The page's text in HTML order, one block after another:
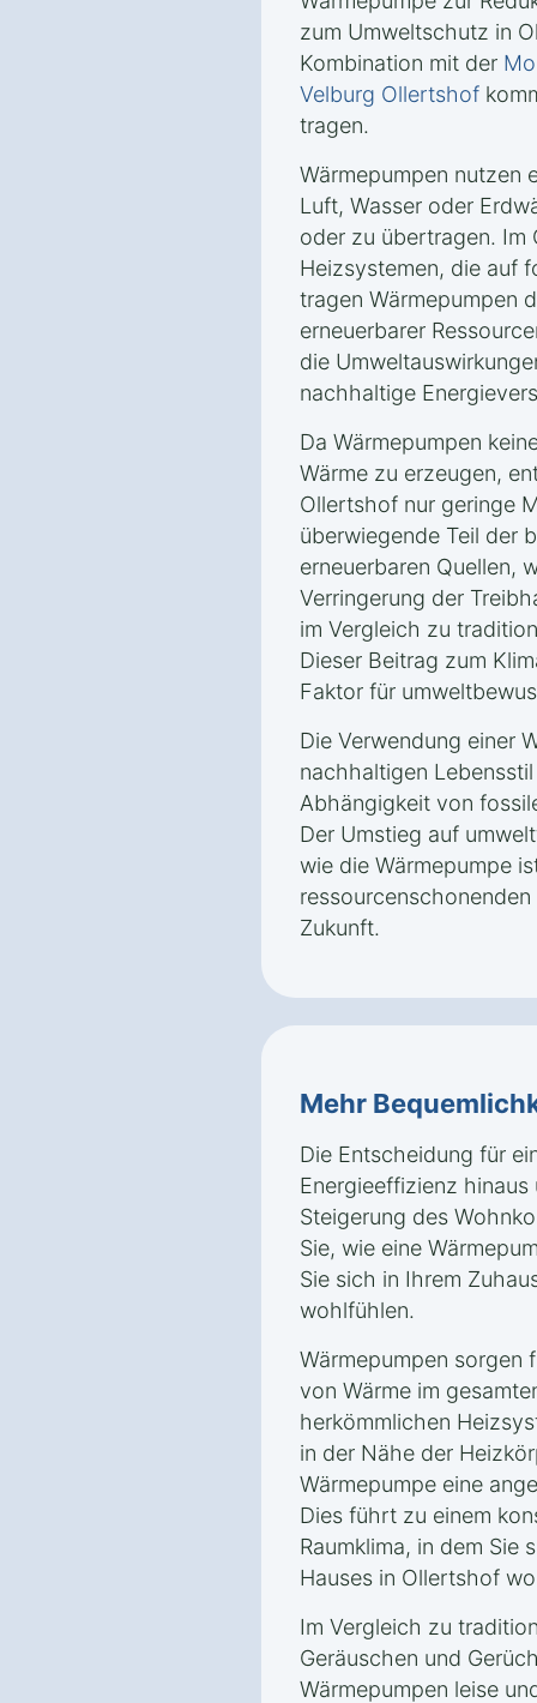
zum Umweltschutz in
Kombination mit der
Velburg Ollertshof
tragen.
Wärmepumpen nutzen
Luft, Wasser oder
oder zu übertragen. Im
Heizsystemen, die auf
tragen Wärmepumpen
erneuerbarer
die
nachhaltige
Da Wärmepumpen
Wärme zu erzeugen,
Ollertshof nur geringe
überwiegende Teil der
erneuerbaren Quellen,
Verringerung der
im Vergleich zu
Dieser Beitrag zum
Faktor für
Die Verwendung einer
nachhaltigen
Abhängigkeit von
Der Umstieg auf
wie die Wärmepumpe
Zukunft.
Mehr
Die Entscheidung für
Energieeffizienz
Steigerung des
Sie, wie eine
Sie sich in Ihrem
wohlfühlen.
Wärmepumpen sorgen
von Wärme im
herkömmlichen
in der Nähe der
Wärmepumpe eine
Dies führt zu einem
Raumklima, in dem Sie
Hauses in Ollertshof
Im Vergleich zu
Geräuschen und
Wärmepumpen leise